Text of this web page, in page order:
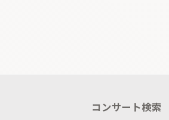
コンサート検索